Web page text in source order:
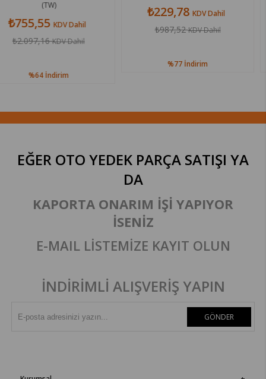
KDV Dahil
KDV Dahil
₺229,78KDV Dahil
KDV Dahil
EĞER OTO YEDEK PARÇA SATIŞI YA
DA
KAPORTA ONARIM İŞİ YAPIYOR
İSENİZ
E-MAIL LİSTEMİZE KAYIT OLUN
İNDİRİMLİ ALIŞVERİŞ YAPIN
GÖNDER